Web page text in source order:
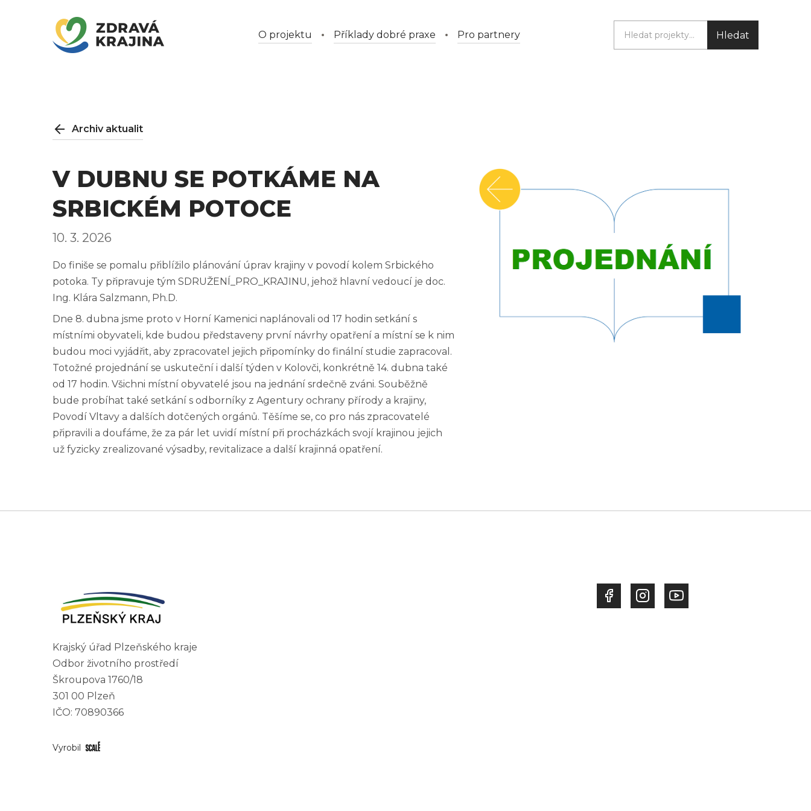
O projektu Příklady dobré praxe Pro partnery
Archiv aktualit
V DUBNU SE POTKÁME NA
SRBICKÉM POTOCE
10. 3. 2026
Do finiše se pomalu přiblížilo plánování úprav krajiny v povodí kolem Srbického
potoka. Ty připravuje tým SDRUŽENÍ_PRO_KRAJINU, jehož hlavní vedoucí je doc.
Ing. Klára Salzmann, Ph.D.
Dne 8. dubna jsme proto v Horní Kamenici naplánovali od 17 hodin setkání s
místními obyvateli, kde budou představeny první návrhy opatření a místní se k nim
budou moci vyjádřit, aby zpracovatel jejich připomínky do finální studie zapracoval.
Totožné projednání se uskuteční i další týden v Kolovči, konkrétně 14. dubna také
od 17 hodin. Všichni místní obyvatelé jsou na jednání srdečně zváni. Souběžně
bude probíhat také setkání s odborníky z Agentury ochrany přírody a krajiny,
Povodí Vltavy a dalších dotčených orgánů. Těšíme se, co pro nás zpracovatelé
připravili a doufáme, že za pár let uvidí místní při procházkách svojí krajinou jejich
už fyzicky zrealizované výsadby, revitalizace a další krajinná opatření.
Vyrobil
Krajský úřad Plzeňského kraje
Odbor životního prostředí
Škroupova 1760/18
301 00 Plzeň
IČO: 70890366